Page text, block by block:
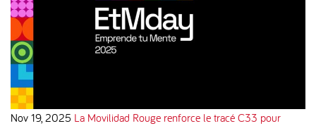
Nov 19, 2025 La Movilidad Rouge renforce le tracé C33 pour